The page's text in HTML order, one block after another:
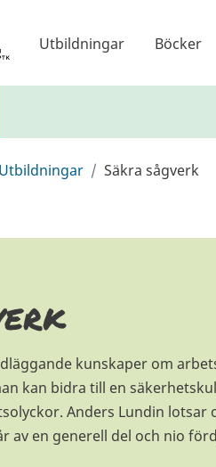
Utbildningar Böcker
Utbildningar Säkra sågverk
kunskaper om
kan bidra till en
Anders Lundin lotsar
av en generell del och nio